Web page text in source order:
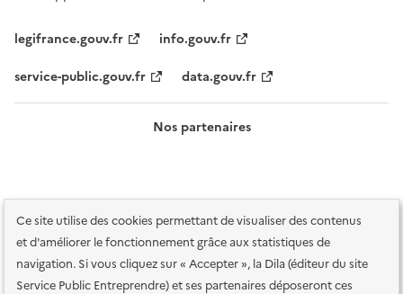
Ce site utilise des cookies permettant de visualiser des contenus
et d'améliorer le fonctionnement grâce aux statistiques de
navigation. Si vous cliquez sur « Accepter », la Dila (éditeur du site
Service Public Entreprendre) et ses partenaires déposeront ces
legifrance.gouv.fr
info.gouv.fr
service-public.gouv.fr
data.gouv.fr
Nos partenaires